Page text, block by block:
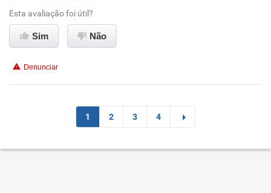
Conciliação com a vida familiar
Benefícios
Esta avaliação foi útil?
Sim Não
Denunciar
1 2 3 4